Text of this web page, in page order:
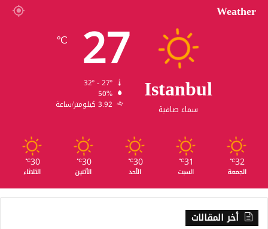
Weather
Istanbul
سماء صافية
27
℃
50%
3.92 كيلومتر/ساعة
32
℃
الجمعة
31
℃
السبت
30
℃
الأحد
30
℃
الأثنين
30
℃
الثلاثاء
أخر المقالات